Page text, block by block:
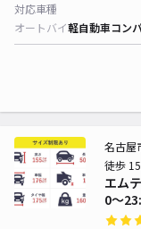
対応車種
オートバイ軽自動車コン
エム
0～
名古屋
徒歩